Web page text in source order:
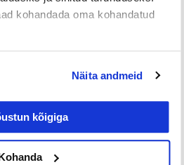
kohandada oma kohandatud
Näita andmeid
kõigiga
on teadmine, et ta on
keeles nõrgem, tasub end
ettevõtte poolt esitatav
poolt esitatud põhjalikum
kätte info, mis paneks
kandidaadi suuremalt
tegutsema.